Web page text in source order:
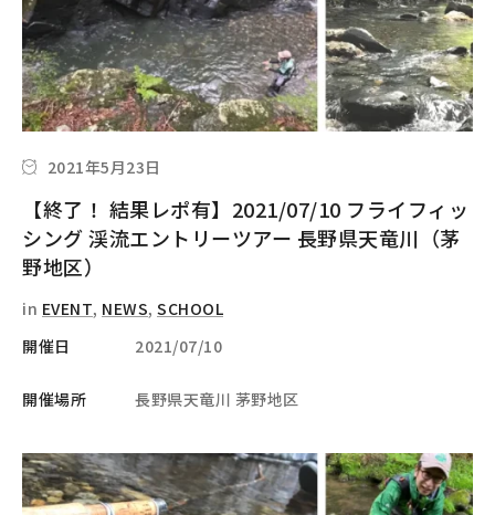
2021年5月23日
【終了！ 結果レポ有】2021/07/10 フライフィッ
シング 渓流エントリーツアー 長野県天竜川（茅
野地区）
in EVENT, NEWS, SCHOOL
開催日
2021/07/10
開催場所 長野県天竜川 茅野地区